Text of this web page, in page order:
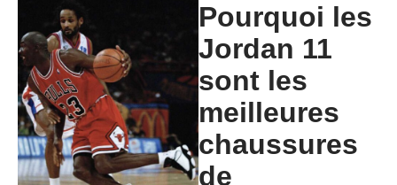
Pourquoi les
Jordan 11
sont les
meilleures
chaussures
de